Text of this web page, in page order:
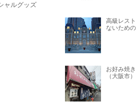
ャルグッズ
高級レス
ないため
お好み焼
（大阪市）